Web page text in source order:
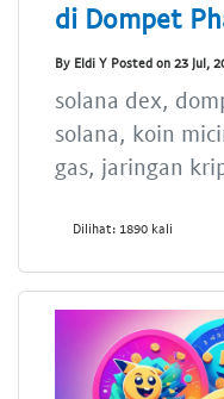
di Dompet
By Eldi Y Posted on 23 Jul,
solana dex,
solana, koin
gas, jaringan
Dilihat: 1890 kali